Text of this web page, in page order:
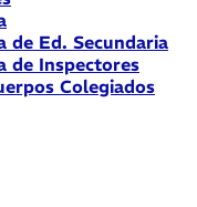
de Ed. Secundaria
de Inspectores
Colegiados